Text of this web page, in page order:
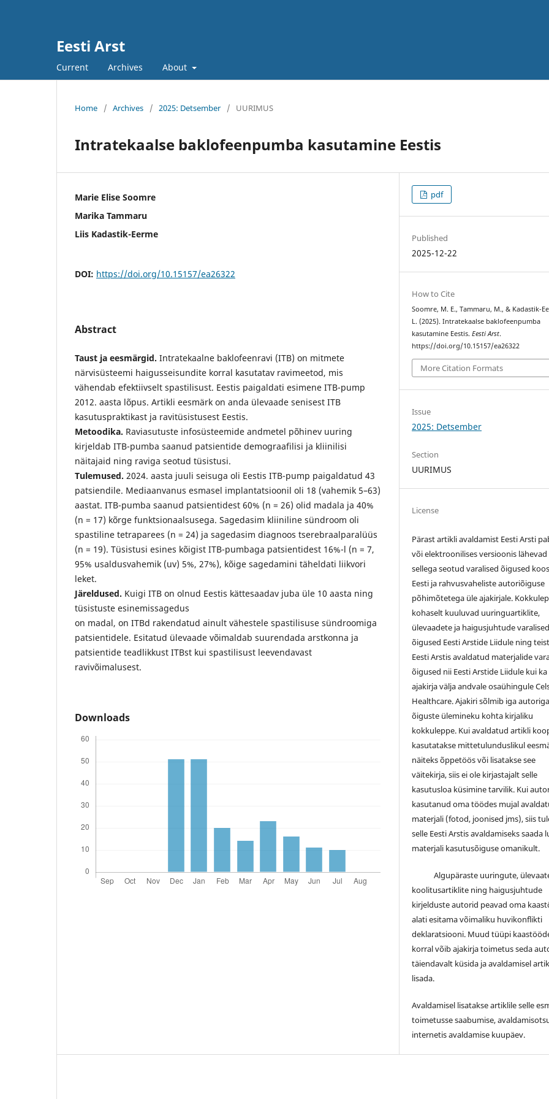
Eesti Arst
Current Archives About
Home / Archives / 2025: Detsember / UURIMUS
Intratekaalse baklofeenpumba kasutamine Eestis
Marie Elise Soomre
Marika Tammaru
Liis Kadastik-Eerme
DOI: https://doi.org/10.15157/ea26322
Abstract
Taust ja eesmärgid. Intratekaalne baklofeenravi (ITB) on mitmete
närvisüsteemi haigusseisundite korral kasutatav ravimeetod, mis
vähendab efektiivselt spastilisust. Eestis paigaldati esimene ITB-pump
2012. aasta lõpus. Artikli eesmärk on anda ülevaade senisest ITB
kasutuspraktikast ja ravitüsistusest Eestis.
Metoodika. Raviasutuste infosüsteemide andmetel põhinev uuring
kirjeldab ITB-pumba saanud patsientide demograafilisi ja kliinilisi
näitajaid ning raviga seotud tüsistusi.
Tulemused. 2024. aasta juuli seisuga oli Eestis ITB-pump paigaldatud 43
patsiendile. Mediaanvanus esmasel implantatsioonil oli 18 (vahemik 5–63)
aastat. ITB-pumba saanud patsientidest 60% (n = 26) olid madala ja 40%
(n = 17) kõrge funktsionaalsusega. Sagedasim kliiniline sündroom oli
spastiline tetraparees (n = 24) ja sagedasim diagnoos tserebraalparalüüs
(n = 19). Tüsistusi esines kõigist ITB-pumbaga patsientidest 16%-l (n = 7,
95% usaldusvahemik (uv) 5%, 27%), kõige sagedamini täheldati liikvori
leket.
Järeldused. Kuigi ITB on olnud Eestis kättesaadav juba üle 10 aasta ning
tüsistuste esinemissagedus
on madal, on ITBd rakendatud ainult vähestele spastilisuse sündroomiga
patsientidele. Esitatud ülevaade võimaldab suurendada arstkonna ja
patsientide teadlikkust ITBst kui spastilisust leevendavast
ravivõimalusest.
Downloads
pdf
Published
2025-12-22
How to Cite
Soomre, M. E., Tammaru, M., & Kadastik-
L. (2025). Intratekaalse baklofeenpumba
kasutamine Eestis.Eesti Arst.
https://doi.org/10.15157/ea26322
More Citation Formats
Issue
2025: Detsember
Section
UURIMUS
License
Pärast artikli avaldamist Eesti Arsti
või elektroonilises versioonis lähevad
sellega seotud varalised õigused
Eesti ja rahvusvaheliste autoriõiguse
põhimõtetega üle ajakirjale.
kohaselt kuuluvad uuringuartiklite,
ülevaadete ja haigusjuhtude varalised
õigused Eesti Arstide Liidule ning
Eesti Arstis avaldatud materjalide
õigused nii Eesti Arstide Liidule kui ka
ajakirja välja andvale osaühingule
Healthcare. Ajakiri sõlmib iga autoriga
õiguste ülemineku kohta kirjaliku
kokkuleppe. Kui avaldatud artikli
kasutatakse mittetulunduslikul
näiteks õppetöös või lisatakse see
väitekirja, siis ei ole kirjastajalt selle
kasutusloa küsimine tarvilik. Kui
kasutanud oma töödes mujal
materjali (fotod, joonised jms), siis
selle Eesti Arstis avaldamiseks saada
materjali kasutusõiguse omanikult.
Algupäraste uuringute,
koolitusartiklite ning haigusjuhtude
kirjelduste autorid peavad oma
alati esitama võimaliku huvikonflikti
deklaratsiooni. Muud tüüpi
korral võib ajakirja toimetus seda
täiendavalt küsida ja avaldamisel
lisada.
Avaldamisel lisatakse artiklile selle
toimetusse saabumise,
internetis avaldamise kuupäev.